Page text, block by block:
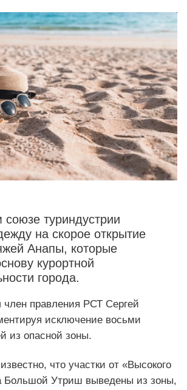
союзе туриндустрии
на скорое открытие
Анапы, которые
курортной
города.
правления РСТ Сергей
исключение восьми
из опасной зоны.
что участки от «Высокого
Большой Утриш выведены из зоны,